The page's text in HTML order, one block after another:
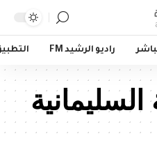
راديو الرشيد FM